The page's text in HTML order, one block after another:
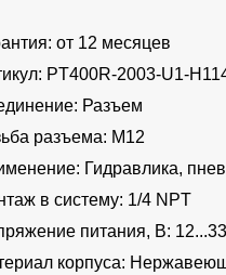
от 12 месяцев
PT400R-2003-U1-
Разъем
разъема: M12
Гидравлика,
в систему: 1/4 NPT
питания, В:
корпуса: